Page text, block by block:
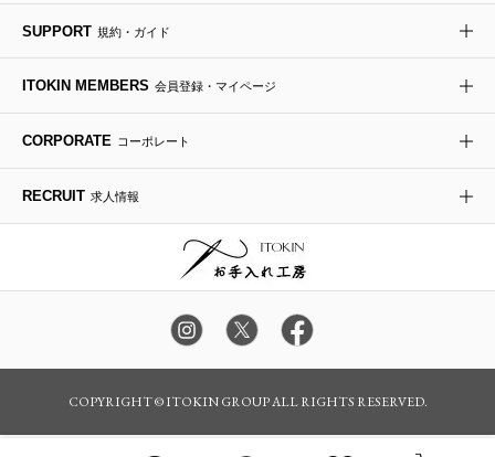
re:edition project 165
ダウンジャケット・コート
その他のコート・ブルゾン
チャーム・ストラップ
傘・日傘
時計
その他のグッズ・小物
トラベルバッグ
ビジネスバッグ
その他のバッグ
ドレスシューズ
サンダル・ミュール
その他のシューズ
ポプリアレンジ＆フレグランス
その他のアートフラワー
SUPPORT 規約・ガイド
ITOKIN MEMBERS 会員登録・マイページ
CORPORATE コーポレート
RECRUIT 求人情報
COPYRIGHT © ITOKIN GROUP ALL RIGHTS RESERVED.